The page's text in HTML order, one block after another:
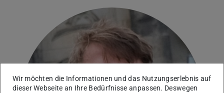
Wir möchten die Informationen und das Nutzungserlebnis auf
dieser Webseite an Ihre Bedürfnisse anpassen. Deswegen